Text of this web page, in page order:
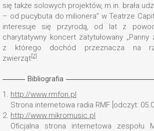
się także solowych projektów, m.in. brała
– od pucybuta do milionera” w Teatrze
interesuje się przyrodą, od lat z
charytatywny koncert zatytułowany „Panny
z którego dochód przeznacza na
zwierząt [2] .
Bibliografia
1. http://www.rmfon.pl
Strona internetowa radia RMF [odczyt:
2. http://www.mikromusic.pl
Oficjalna strona internetowa zespołu